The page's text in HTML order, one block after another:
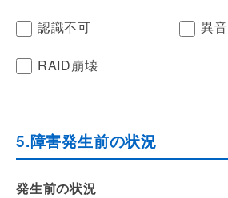
認識不可 異音
RAID崩壊
5.障害発生前の状況
発生前の状況